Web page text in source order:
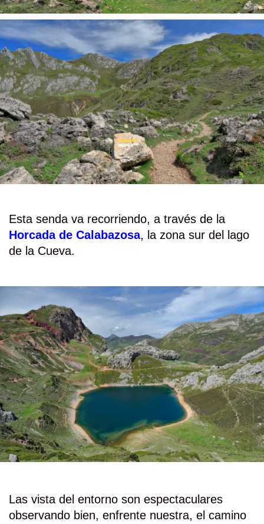
Esta senda va recorriendo, a través de la
Horcada de Calabazosa, la zona sur del lago
de la Cueva.
Las vista del entorno son espectaculares
observando bien, enfrente nuestra, el camino